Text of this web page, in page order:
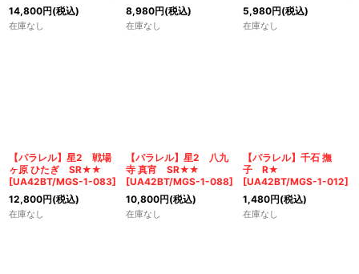
14,800円(税込)
在庫なし
8,980円(税込)
在庫なし
5,980円(税込)
在庫なし
【パラレル】星2 戦場
ヶ原 ひたぎ SR★★
[UA42BT/MGS-1-083]
12,800円(税込)
在庫なし
【パラレル】星2 八九
寺 真宵 SR★★
[UA42BT/MGS-1-088]
10,800円(税込)
在庫なし
【パラレル】千石 撫
子 R★
[UA42BT/MGS-1-012]
1,480円(税込)
在庫なし